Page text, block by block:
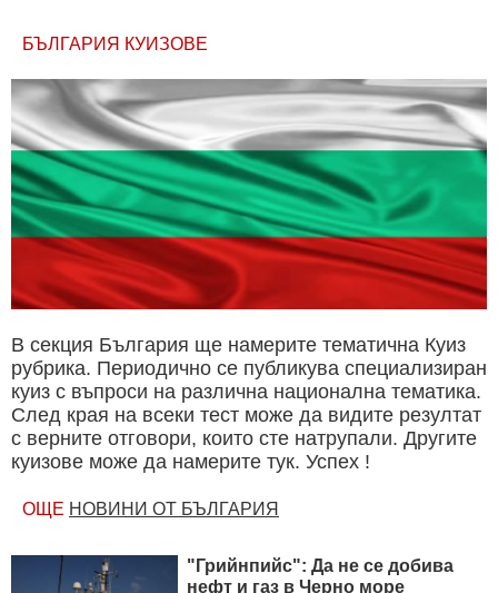
БЪЛГАРИЯ КУИЗОВЕ
В секция България ще намерите тематична Куиз
рубрика. Периодично се публикува специализиран
куиз с въпроси на различна национална тематика.
След края на всеки тест може да видите резултат
с верните отговори, които сте натрупали. Другите
куизове може да намерите тук. Успех !
ОЩЕ НОВИНИ ОТ БЪЛГАРИЯ
"Грийнпийс": Да не се добива
нефт и газ в Черно море